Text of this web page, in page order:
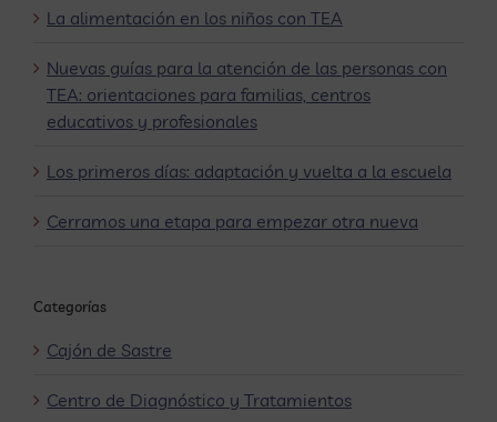
La alimentación en los niños con TEA
Nuevas guías para la atención de las personas con
TEA: orientaciones para familias, centros
educativos y profesionales
Los primeros días: adaptación y vuelta a la escuela
Cerramos una etapa para empezar otra nueva
Categorías
Cajón de Sastre
Centro de Diagnóstico y Tratamientos